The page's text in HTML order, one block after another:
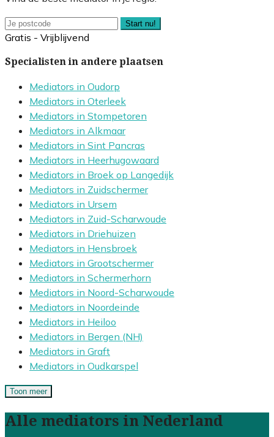
Start nu!
Gratis - Vrijblijvend
Specialisten in andere plaatsen
Mediators in Oudorp
Mediators in Oterleek
Mediators in Stompetoren
Mediators in Alkmaar
Mediators in Sint Pancras
Mediators in Heerhugowaard
Mediators in Broek op Langedijk
Mediators in Zuidschermer
Mediators in Ursem
Mediators in Zuid-Scharwoude
Mediators in Driehuizen
Mediators in Hensbroek
Mediators in Grootschermer
Mediators in Schermerhorn
Mediators in Noord-Scharwoude
Mediators in Noordeinde
Mediators in Heiloo
Mediators in Bergen (NH)
Mediators in Graft
Mediators in Oudkarspel
Toon meer
Alle mediators in Nederland